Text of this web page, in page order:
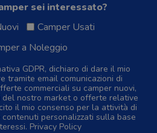
sei interessato?
Camper Usati
a Noleggio
GDPR, dichiaro di dare il mio
tramite email comunicazioni di
commerciali su camper nuovi,
del nostro market o offerte relative
il mio consenso per la attività di
personalizzati sulla base
Privacy Policy